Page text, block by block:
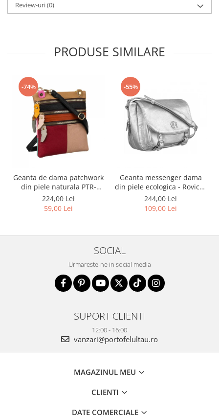
Review-uri(0)
PRODUSE SIMILARE
-74%
Geanta de dama patchwork
din piele naturala PTR-
1718-SKL-6922 MULTI
224,00 Lei
59,00 Lei
-55%
Geanta messenger dama
din piele ecologica - Rovicky
PTR-R-TOR-ALE-2-3776 SIL
244,00 Lei
109,00 Lei
SOCIAL
Urmareste-ne in social media
SUPORT CLIENTI
12:00 - 16:00
vanzari@portofelultau.ro
MAGAZINUL MEU
CLIENTI
DATE COMERCIALE